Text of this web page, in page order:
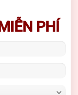
PHÍ